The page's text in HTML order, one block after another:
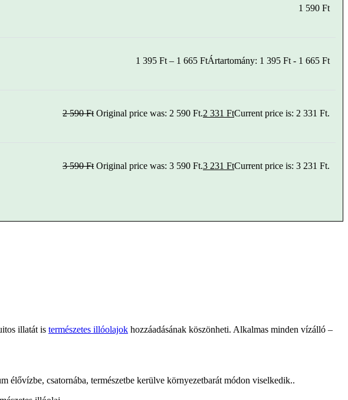
1 590 Ft
1 395 Ft – 1 665 FtÁrtartomány: 1 395 Ft - 1 665 Ft
2 590Ft Original price was: 2 590 Ft.2 331 FtCurrent price is: 2 331 Ft.
3 590Ft Original price was: 3 590 Ft.3 231 FtCurrent price is: 3 231 Ft.
illatát is természetes illóolajok hozzáadásának köszönheti. Alkalmas minden vízálló –
élővízbe, csatornába, természetbe kerülve környezetbarát módon viselkedik..